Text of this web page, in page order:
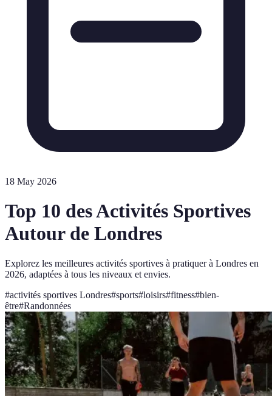
18 May 2026
Top 10 des Activités Sportives
Autour de Londres
Explorez les meilleures activités sportives à pratiquer à Londres en
2026, adaptées à tous les niveaux et envies.
#activités sportives Londres#sports#loisirs#fitness#bien-
être#Randonnées